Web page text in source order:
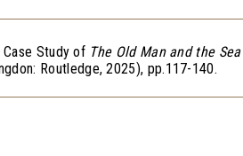
Study of The Old Man and the Sea
Routledge, 2025), pp.117-140.